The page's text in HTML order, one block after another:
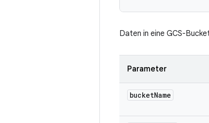
Daten in eine GCS-
Parameter
bucketName